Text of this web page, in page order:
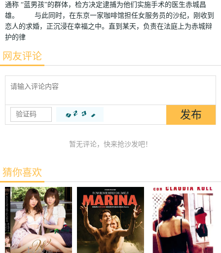
通称 “蓝男孩”的群体，检方决定逮捕为他们实施手术的医生赤城昌
雄。 与此同时，在东京一家咖啡馆担任女服务员的沙纪，刚收到
恋人的求婚，正沉浸在幸福之中。直到某天，负责在法庭上为赤城辩
护的律
网友评论
暂无评论，快来抢沙发吧！
猜你喜欢